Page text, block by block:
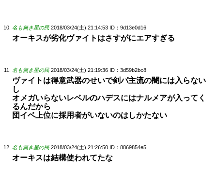
名も無き星の民 2018/03/24(土) 21:14:53 ID：9d13e0d16
オーキスが劣化ヴァイトはさすがにエアすぎる
名も無き星の民 2018/03/24(土) 21:19:36 ID：3d59b2bc8
ヴァイトは得意武器のせいで剣パ主流の闇には入らない
し
オメガいらないレベルのハデスにはナルメアが入ってく
るんだから
団イベ上位に採用者がいないのはしかたない
名も無き星の民 2018/03/24(土) 21:26:50 ID：8869854e5
オーキスは結構使われてたな